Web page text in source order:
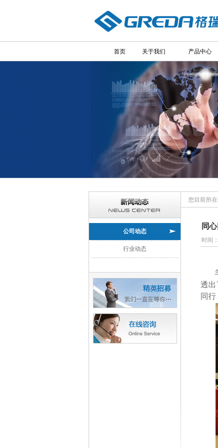
首页 关于我们 产品中心
公司动态
行业动态
您目前所
同
时间
透出
同